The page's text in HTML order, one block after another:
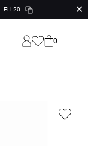
ELL20 ✕
0